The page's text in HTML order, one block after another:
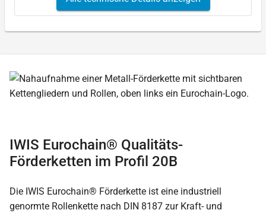
IWIS Eurochain® Qualitäts-
Förderketten im Profil 20B
Die IWIS Eurochain® Förderkette ist eine industriell
genormte Rollenkette nach DIN 8187 zur Kraft- und